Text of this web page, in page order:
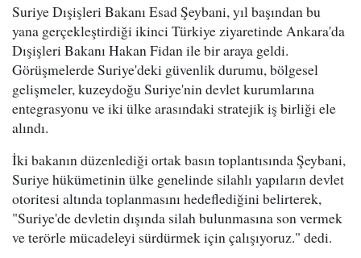
Suriye Dışişleri Bakanı Esad Şeybani, yıl başından bu
yana gerçekleştirdiği ikinci Türkiye ziyaretinde Ankara'da
Dışişleri Bakanı Hakan Fidan ile bir araya geldi.
Görüşmelerde Suriye'deki güvenlik durumu, bölgesel
gelişmeler, kuzeydoğu Suriye'nin devlet kurumlarına
entegrasyonu ve iki ülke arasındaki stratejik iş birliği ele
alındı.
İki bakanın düzenlediği ortak basın toplantısında Şeybani,
Suriye hükümetinin ülke genelinde silahlı yapıların devlet
otoritesi altında toplanmasını hedeflediğini belirterek,
"Suriye'de devletin dışında silah bulunmasına son vermek
ve terörle mücadeleyi sürdürmek için çalışıyoruz." dedi.